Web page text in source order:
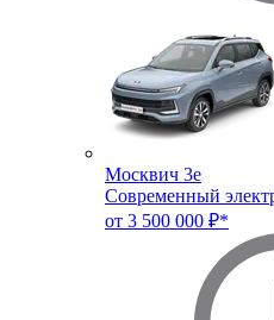
Москвич 3e
Современный
от 3 500 000 ₽*